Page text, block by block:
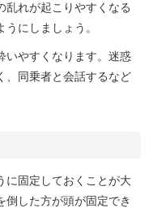
乱れが起こりやすくなる
にしましょう。
いやすくなります。迷惑
、同乗者と会話するなど
に固定しておくことが大
倒した方が頭が固定でき